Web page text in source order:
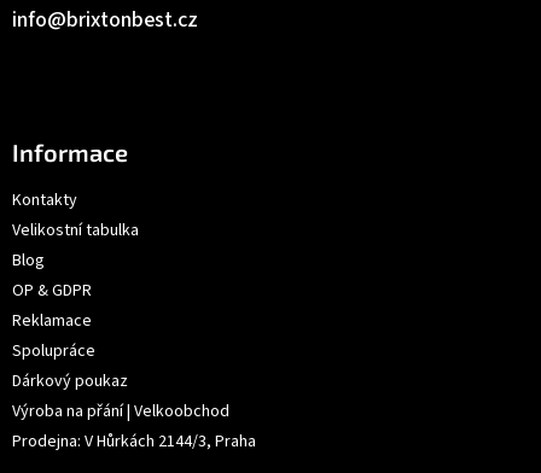
info@brixtonbest.cz
Informace
Kontakty
Velikostní tabulka
Blog
OP & GDPR
Reklamace
Spolupráce
Dárkový poukaz
Výroba na přání | Velkoobchod
Prodejna: V Hůrkách 2144/3, Praha